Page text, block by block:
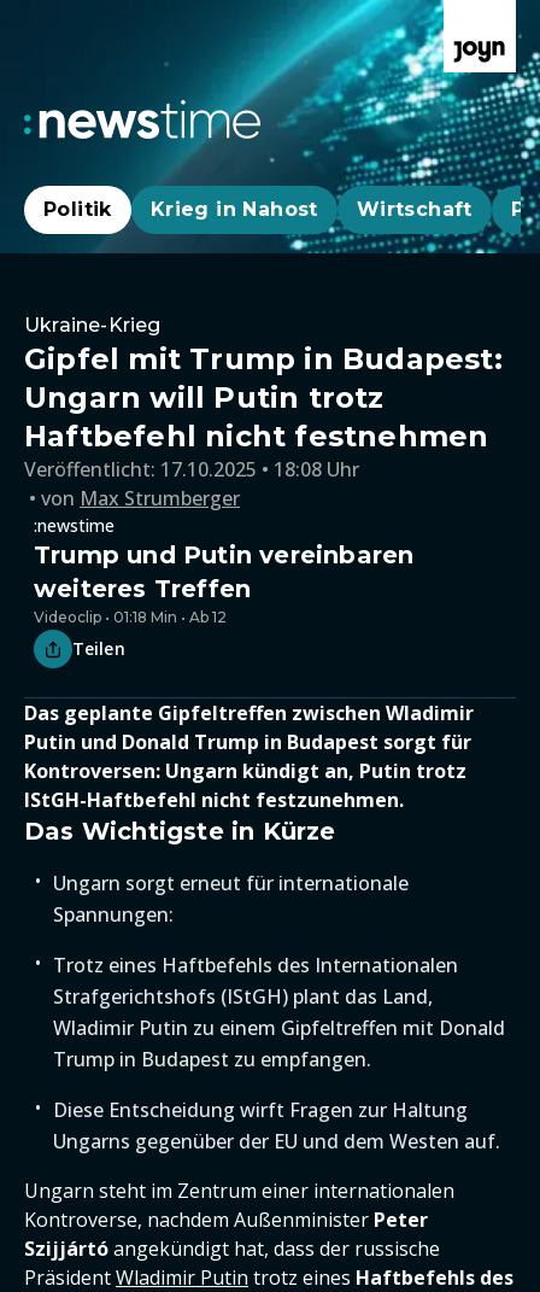
Politik Krieg in Nahost Wirtschaft
Ukraine-Krieg
Gipfel mit Trump in Budapest:
Ungarn will Putin trotz
Haftbefehl nicht festnehmen
Veröffentlicht: 17.10.2025 • 18:08 Uhr
von Max Strumberger
:newstime
Trump und Putin vereinbaren
weiteres Treffen
Videoclip • 01:18 Min • Ab 12
Teilen
Das geplante Gipfeltreffen zwischen Wladimir
Putin und Donald Trump in Budapest sorgt für
Kontroversen: Ungarn kündigt an, Putin trotz
IStGH-Haftbefehl nicht festzunehmen.
Das Wichtigste in Kürze
Ungarn sorgt erneut für internationale
Spannungen:
Trotz eines Haftbefehls des Internationalen
Strafgerichtshofs (IStGH) plant das Land,
Wladimir Putin zu einem Gipfeltreffen mit Donald
Trump in Budapest zu empfangen.
Diese Entscheidung wirft Fragen zur Haltung
Ungarns gegenüber der EU und dem Westen auf.
Ungarn steht im Zentrum einer internationalen
Kontroverse, nachdem Außenminister Peter
Szijjártóangekündigt hat, dass der russische
PräsidentWladimir Putin trotz eines Haftbefehls des